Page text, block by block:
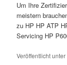
Um Ihre
meistern
zu HP HP ATP
Servicing HP
Veröffentlicht unter